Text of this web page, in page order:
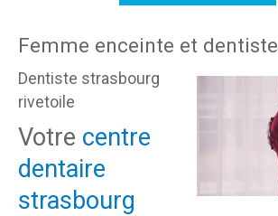
Femme enceinte et dentiste
Dentiste strasbourg
rivetoile
Votre centre
dentaire
strasbourg